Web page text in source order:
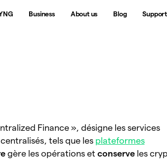
Business About us Blog Support
Finance », désigne les services
tels que les plateformes
gère les opérations et conserveles